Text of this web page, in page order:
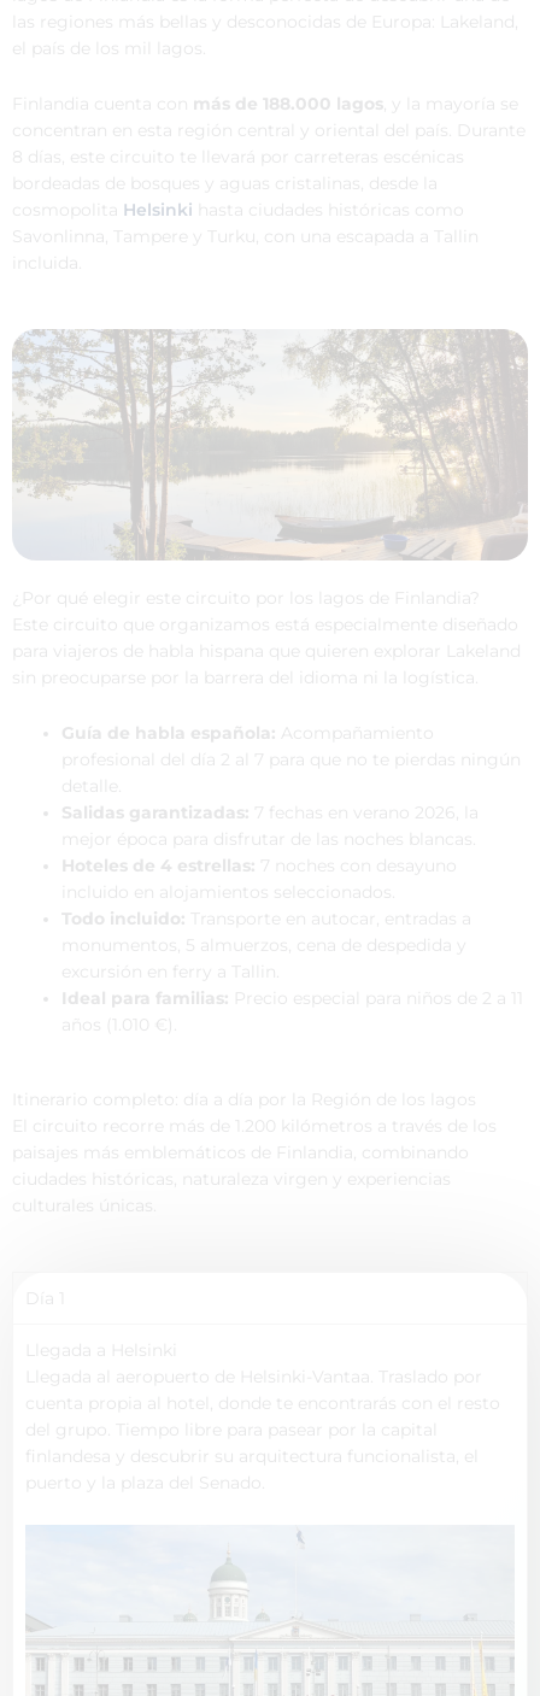
las regiones más bellas y desconocidas de Europa: Lakeland,
el país de los mil lagos.
Finlandia cuenta con más de 188.000 lagos, y la mayoría se
concentran en esta región central y oriental del país. Durante
8 días, este circuito te llevará por carreteras escénicas
bordeadas de bosques y aguas cristalinas, desde la
cosmopolita Helsinki
hasta ciudades históricas como
Savonlinna, Tampere y Turku, con una escapada a Tallin
incluida.
¿Por qué elegir este circuito por los lagos de Finlandia?
Este circuito que organizamos está especialmente diseñado
para viajeros de habla hispana que quieren explorar Lakeland
sin preocuparse por la barrera del idioma ni la logística.
Guía de habla española: Acompañamiento
profesional del día 2 al 7 para que no te pierdas ningún
detalle.
Salidas garantizadas:
7 fechas en verano 2026, la
mejor época para disfrutar de las noches blancas.
Hoteles de 4 estrellas:
7 noches con desayuno
incluido en alojamientos seleccionados.
Todo incluido:
Transporte en autocar, entradas a
monumentos, 5 almuerzos, cena de despedida y
excursión en ferry a Tallin.
Ideal para familias: Precio especial para niños de 2 a 11
años (1.010 €).
Itinerario completo: día a día por la Región de los lagos
El circuito recorre más de 1.200 kilómetros a través de los
paisajes más emblemáticos de Finlandia, combinando
ciudades históricas, naturaleza virgen y experiencias
culturales únicas.
Día 1
Llegada a Helsinki
Llegada al aeropuerto de Helsinki-Vantaa. Traslado por
cuenta propia al hotel, donde te encontrarás con el resto
del grupo. Tiempo libre para pasear por la capital
finlandesa y descubrir su arquitectura funcionalista, el
puerto y la plaza del Senado.